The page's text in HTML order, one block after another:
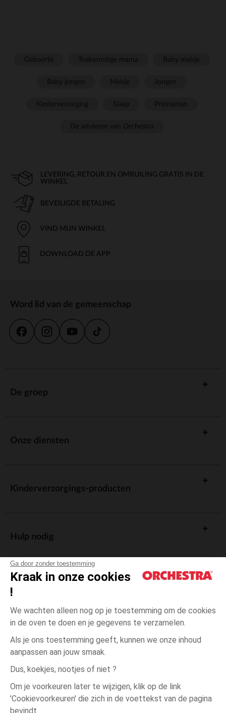
Ga door zonder toestemming
Kraak in onze cookies
!
We wachten alleen nog op je toestemming om de cookies
in de oven te doen en je gegevens te verzamelen.
Als je ons toestemming geeft, kunnen we onze inhoud
aanpassen aan jouw smaak.
Dus, koekjes, nootjes of niet ?
Om je voorkeuren later te wijzigen, klik op de link
'Cookievoorkeuren' die zich in de voettekst van de pagina
bevindt.
Blauw Blauw
3
LEVERING, RETOUR EN OMRUILING GRATIS IN DE
WINKEL
BEVEILIGDE BETALING
VIND MIJN WINKEL
DOWNLOAD DE APP
Word lid van de gemeenschap
De groep
Onze diensten
Kinderverzorgings-producten
Hulp nodig
Algemene verkoopsvoorwaarden
Wettelijke bepalingen
Persoonsgegevens